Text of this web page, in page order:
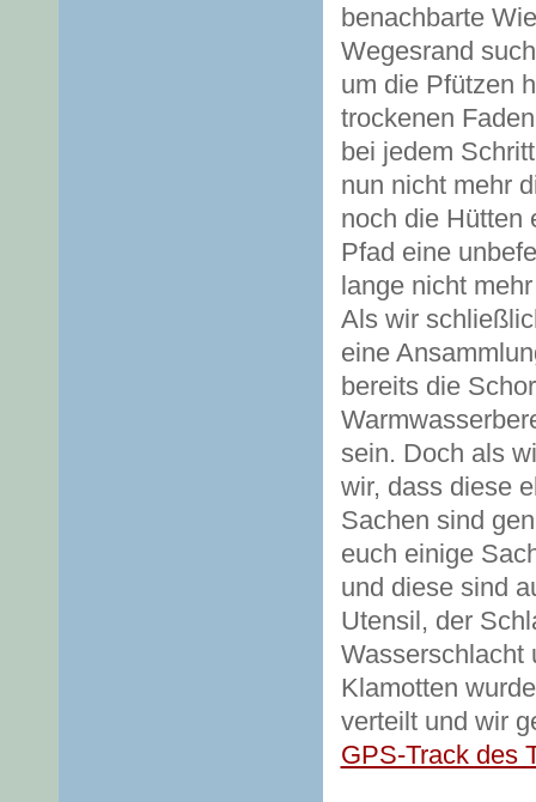
benachbarte
Wegesrand
um die Pfützen
trockenen
bei jedem
nun nicht mehr
noch die Hütten
Pfad eine
lange nicht
Als wir
eine
bereits die
sein. Doch als
wir, dass diese
Sachen sind
euch einige
und diese sind
Utensil, der
Wasserschlacht
Klamotten
verteilt und wir
GPS-Track des